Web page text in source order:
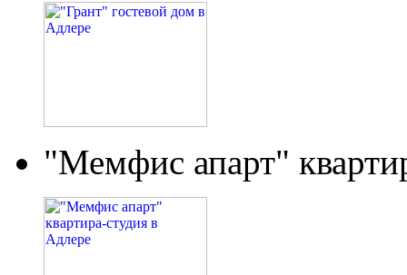
"Мемфис апарт"